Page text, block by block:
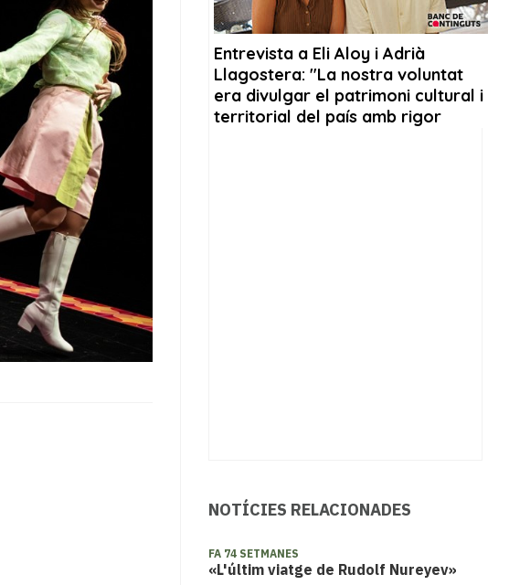
NOTÍCIES RELACIONADES
FA 74 SETMANES
«L'últim viatge de Rudolf Nureyev»